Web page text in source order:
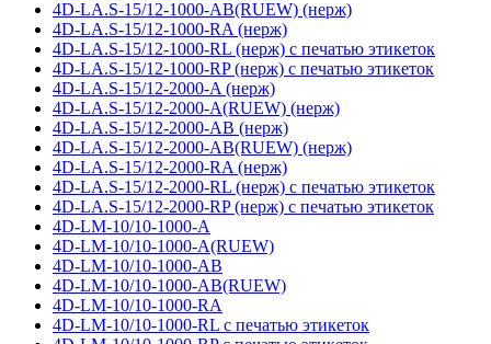
4D-LA.S-15/12-1000-AB(RUEW) (нерж)
4D-LA.S-15/12-1000-RA (нерж)
4D-LA.S-15/12-1000-RL (нерж) с печатью этикеток
4D-LA.S-15/12-1000-RP (нерж) с печатью этикеток
4D-LA.S-15/12-2000-A (нерж)
4D-LA.S-15/12-2000-A(RUEW) (нерж)
4D-LA.S-15/12-2000-AB (нерж)
4D-LA.S-15/12-2000-AB(RUEW) (нерж)
4D-LA.S-15/12-2000-RA (нерж)
4D-LA.S-15/12-2000-RL (нерж) с печатью этикеток
4D-LA.S-15/12-2000-RP (нерж) с печатью этикеток
4D-LM-10/10-1000-A
4D-LM-10/10-1000-A(RUEW)
4D-LM-10/10-1000-AB
4D-LM-10/10-1000-AB(RUEW)
4D-LM-10/10-1000-RA
4D-LM-10/10-1000-RL с печатью этикеток